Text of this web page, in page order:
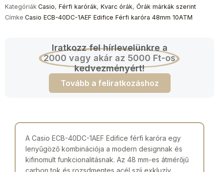
Kategóriák Casio, Férfi karórák, Kvarc órák, Órák márkák szerint
Címke Casio ECB-40DC-1AEF Edifice Férfi karóra 48mm 10ATM
Iratkozz fel hírlevelünkre a
2000 vagy akár az 5000 Ft-os
kedvezményért!
Tovább a feliratkozáshoz
A Casio ECB-40DC-1AEF Edifice férfi karóra egy
lenyűgöző kombinációja a modern designnak és
kifinomult funkcionalitásnak. Az 48 mm-es átmérőjű
carbon tok és rozsdmentes acél szíj exkluzív